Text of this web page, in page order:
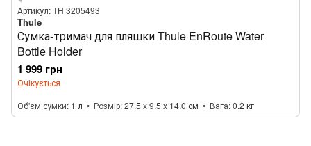
Артикул: TH 3205493
Thule
Сумка-тримач для пляшки Thule EnRoute Water
Bottle Holder
1 999 грн
Очікується
Об'єм сумки 1 л Розмір 27.5 x 9.5 x 14.0 см Вага 0.2 кг